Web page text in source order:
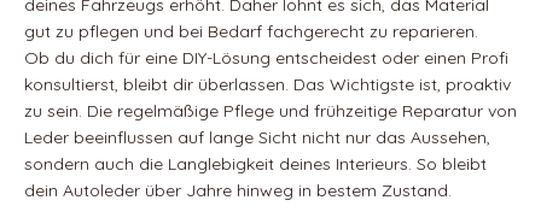
gut zu pflegen und bei Bedarf fachgerecht zu reparieren.
Ob du dich für eine DIY-Lösung entscheidest oder einen Profi
konsultierst, bleibt dir überlassen. Das Wichtigste ist, proaktiv
zu sein. Die regelmäßige Pflege und frühzeitige Reparatur von
Leder beeinflussen auf lange Sicht nicht nur das Aussehen,
sondern auch die Langlebigkeit deines Interieurs. So bleibt
dein Autoleder über Jahre hinweg in bestem Zustand.